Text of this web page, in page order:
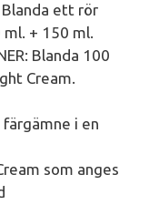
Blanda ett rör
ml. + 150 ml.
Blanda 100
Cream.
färgämne i en
som anges